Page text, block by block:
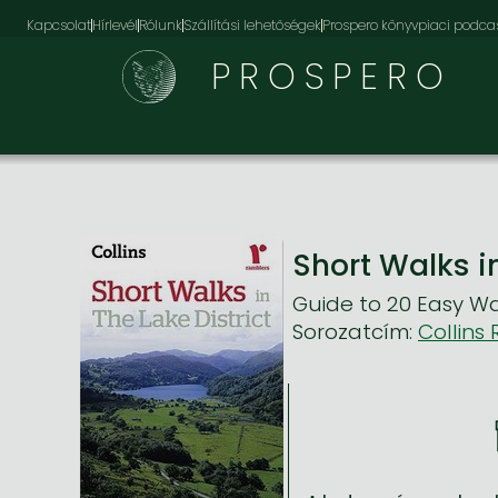
KapcsolatHírlevélRólunkSzállítási lehetőségekProspero könyvpiaci
PROSPERO
Short Walks
Guide to 20 Easy
Sorozatcím: Collins